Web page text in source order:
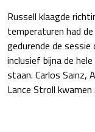
Russell klaagde
temperaturen had
gedurende de
inclusief bijna de
staan. Carlos Sainz,
Lance Stroll